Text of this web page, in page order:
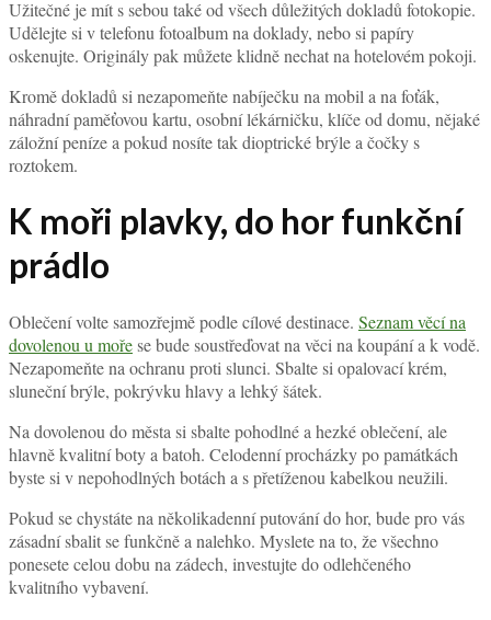
Užitečné je mít s sebou také od všech důležitých dokladů fotokopie.
Udělejte si v telefonu fotoalbum na doklady, nebo si papíry
oskenujte. Originály pak můžete klidně nechat na hotelovém pokoji.
Kromě dokladů si nezapomeňte nabíječku na mobil a na foťák,
náhradní paměťovou kartu, osobní lékárničku, klíče od domu, nějaké
záložní peníze a pokud nosíte tak dioptrické brýle a čočky s
roztokem.
K moři plavky, do hor funkční
prádlo
Oblečení volte samozřejmě podle cílové destinace. Seznam věcí na
dovolenou u mořese bude soustřeďovat na věci na koupání a k vodě.
Nezapomeňte na ochranu proti slunci. Sbalte si opalovací krém,
sluneční brýle, pokrývku hlavy a lehký šátek.
Na dovolenou do města si sbalte pohodlné a hezké oblečení, ale
hlavně kvalitní boty a batoh. Celodenní procházky po památkách
byste si v nepohodlných botách a s přetíženou kabelkou neužili.
Pokud se chystáte na několikadenní putování do hor, bude pro vás
zásadní sbalit se funkčně a nalehko. Myslete na to, že všechno
ponesete celou dobu na zádech, investujte do odlehčeného
kvalitního vybavení.